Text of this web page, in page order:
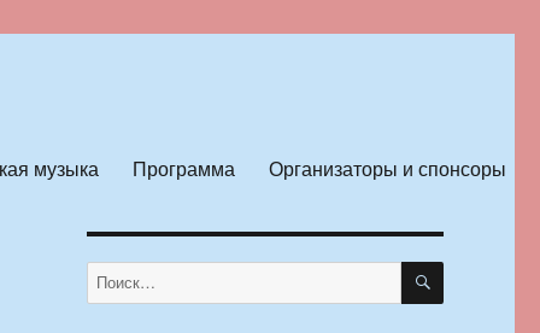
музыка Программа Организаторы и спонсоры
Искать: ПОИСК